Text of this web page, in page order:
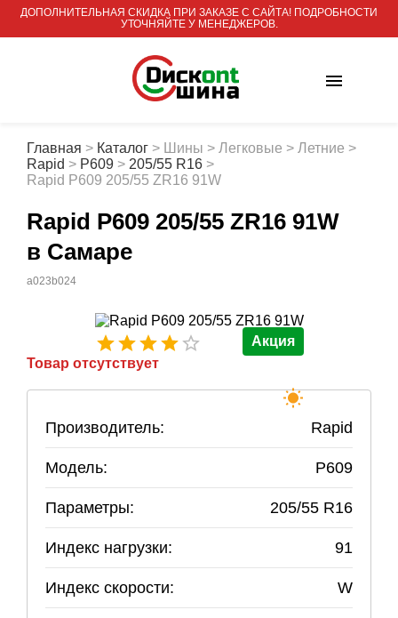
ДОПОЛНИТЕЛЬНАЯ СКИДКА ПРИ ЗАКАЗЕ С САЙТА! ПОДРОБНОСТИ
УТОЧНЯЙТЕ У МЕНЕДЖЕРОВ.
Главная > Каталог > Шины > Легковые > Летние >
Rapid > P609 > 205/55 R16 >
Rapid P609 205/55 ZR16 91W
Rapid P609 205/55 ZR16 91W
в Самаре
a023b024
Акция
Товар отсутствует
Производитель: Rapid
Модель: P609
Параметры: 205/55 R16
Индекс нагрузки: 91
Индекс скорости: W